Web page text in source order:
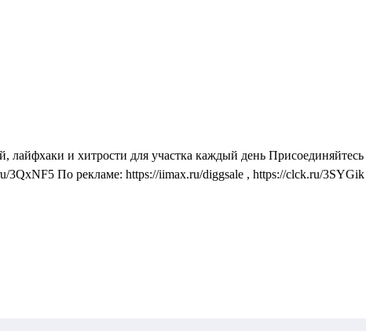
лайфхаки и хитрости для участка каждый день
3QxNF5 Пo peклaмe: https://iimax.ru/diggsale , https://clck.ru/